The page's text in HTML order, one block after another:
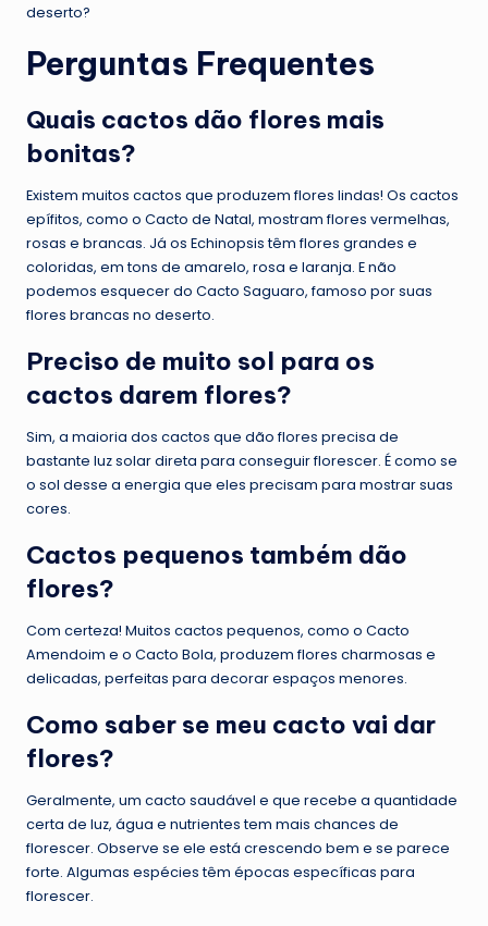
deserto?
Perguntas Frequentes
Quais cactos dão flores mais
bonitas?
Existem muitos cactos que produzem flores lindas! Os cactos
epífitos, como o Cacto de Natal, mostram flores vermelhas,
rosas e brancas. Já os Echinopsis têm flores grandes e
coloridas, em tons de amarelo, rosa e laranja. E não
podemos esquecer do Cacto Saguaro, famoso por suas
flores brancas no deserto.
Preciso de muito sol para os
cactos darem flores?
Sim, a maioria dos cactos que dão flores precisa de
bastante luz solar direta para conseguir florescer. É como se
o sol desse a energia que eles precisam para mostrar suas
cores.
Cactos pequenos também dão
flores?
Com certeza! Muitos cactos pequenos, como o Cacto
Amendoim e o Cacto Bola, produzem flores charmosas e
delicadas, perfeitas para decorar espaços menores.
Como saber se meu cacto vai dar
flores?
Geralmente, um cacto saudável e que recebe a quantidade
certa de luz, água e nutrientes tem mais chances de
florescer. Observe se ele está crescendo bem e se parece
forte. Algumas espécies têm épocas específicas para
florescer.